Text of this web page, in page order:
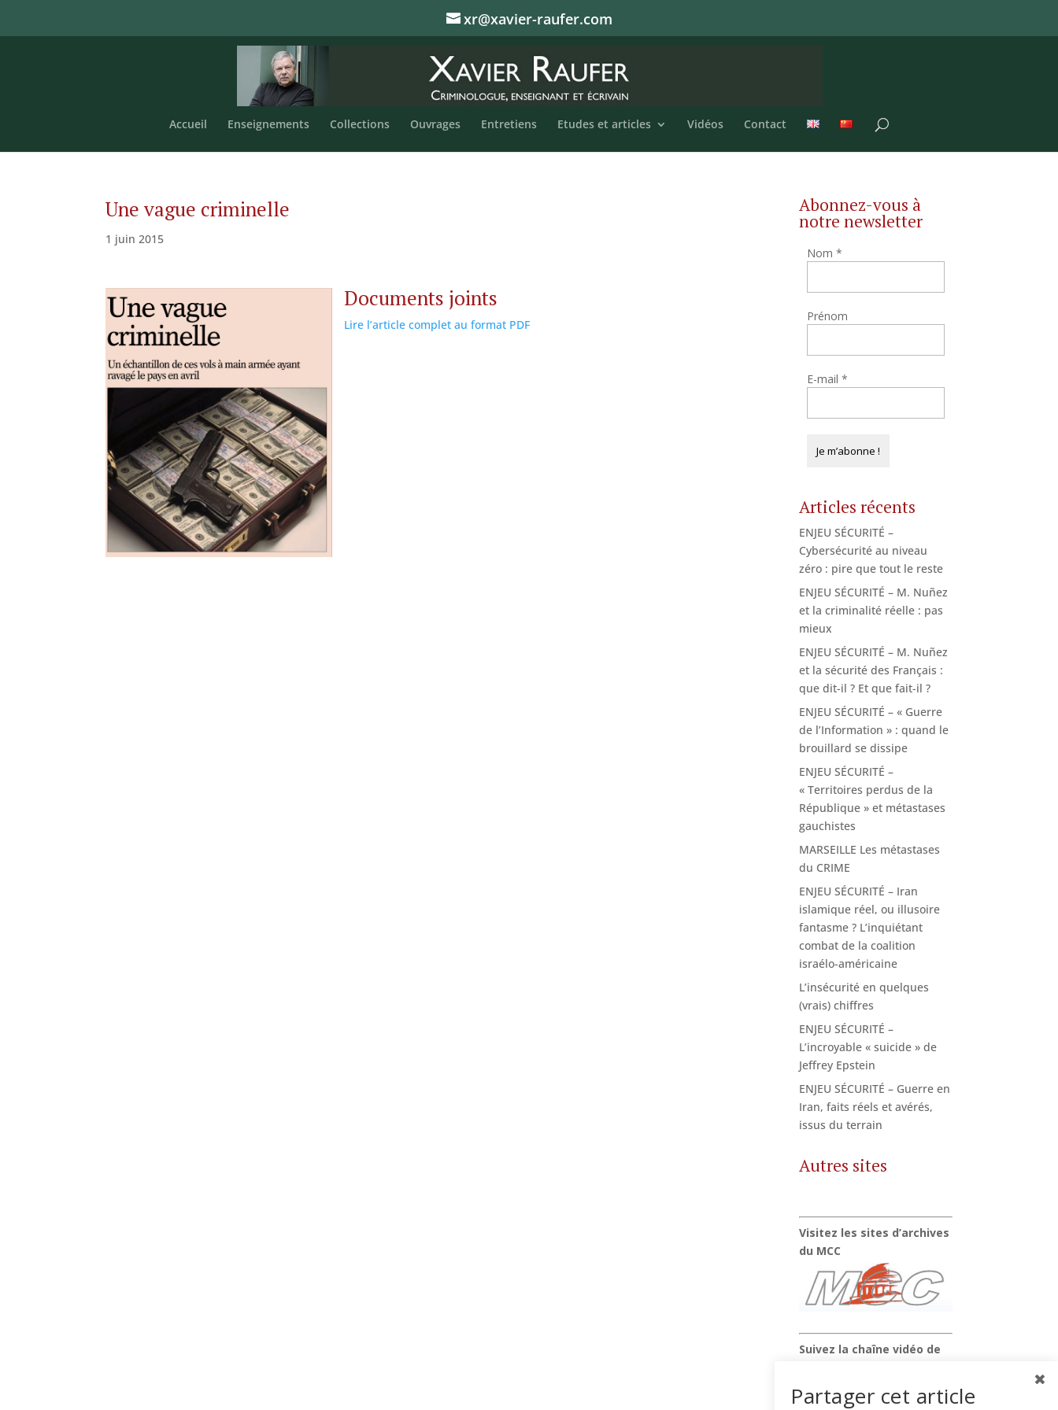
xr@xavier-raufer.com
Accueil Enseignements Collections Ouvrages Entretiens Etudes et articles Vidéos Contact
Une vague criminelle
1 juin 2015
Documents joints
Lire l’article complet au format PDF
Abonnez-vous à
notre newsletter
Nom*
Prénom
E-mail*
Articles récents
ENJEU SÉCURITÉ –
Cybersécurité au niveau
zéro : pire que tout le reste
ENJEU SÉCURITÉ – M. Nuñez
et la criminalité réelle : pas
mieux
ENJEU SÉCURITÉ – M. Nuñez
et la sécurité des Français :
que dit-il ? Et que fait-il ?
ENJEU SÉCURITÉ – « Guerre
de l’Information » : quand le
brouillard se dissipe
ENJEU SÉCURITÉ –
« Territoires perdus de la
République » et métastases
gauchistes
MARSEILLE Les métastases
du CRIME
ENJEU SÉCURITÉ – Iran
islamique réel, ou illusoire
fantasme ? L’inquiétant
combat de la coalition
israélo-américaine
L’insécurité en quelques
(vrais) chiffres
ENJEU SÉCURITÉ –
L’incroyable « suicide » de
Jeffrey Epstein
ENJEU SÉCURITÉ – Guerre en
Iran, faits réels et avérés,
issus du terrain
Autres sites
Visitez les sites d’archives
du MCC
Suivez la chaîne vidéo de
Partager cet article